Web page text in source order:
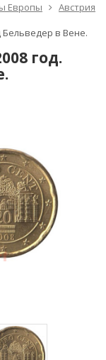
Европы
Австрия
Бельведер в Вене.
год.